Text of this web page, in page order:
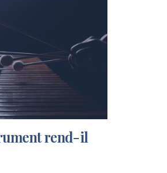
rend-il